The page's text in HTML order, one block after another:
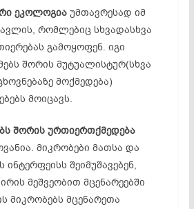
ეკოლოგიაუმთავრესად იმ
რომლებიც სხვადასხვა
გამოყოფენ. იგი
შორის მუტუალისტურ(სხვა
მოქმედება)
მოიცავს.
შორის ურთიერთქმედება
მიკრობები მათსა და
ინტერფეისს შეიმუშავებენ,
მეშვეობით მცენარეებში
მიკრობებს მცენარეთა